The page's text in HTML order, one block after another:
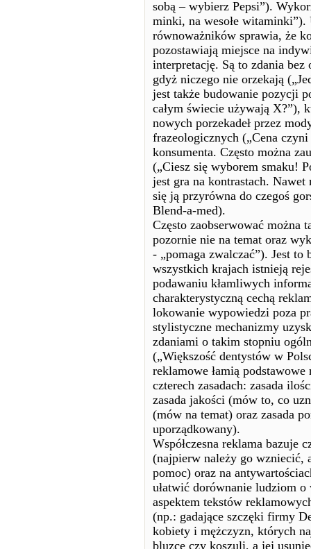
sobą – wybierz Pepsi”).
minki, na wesołe
równoważników sprawia, że
pozostawiają miejsce na
interpretację. Są to zdania bez
gdyż niczego nie orzekają
jest także budowanie pozycji
całym świecie używają X?”),
nowych porzekadeł przez
frazeologicznych („Cena
konsumenta. Często można
(„Ciesz się wyborem smaku!
jest gra na kontrastach. Nawet
się ją przyrówna do czegoś
Blend-a-med).
Często zaobserwować można
pozornie nie na temat oraz
- „pomaga zwalczać”). Jest to
wszystkich krajach istnieją
podawaniu kłamliwych
charakterystyczną cechą
lokowanie wypowiedzi poza
stylistyczne mechanizmy
zdaniami o takim stopniu
(„Większość dentystów w
reklamowe łamią
czterech zasadach: zasada
zasada jakości (mów to, co
(mów na temat) oraz zasada
uporządkowany).
Współczesna reklama bazuje
(najpierw należy go wzniecić,
pomoc) oraz na
ułatwić dorównanie ludziom o
aspektem tekstów
(np.: gadające szczęki firmy
kobiety i mężczyzn, których
bluzce czy koszuli, a jej